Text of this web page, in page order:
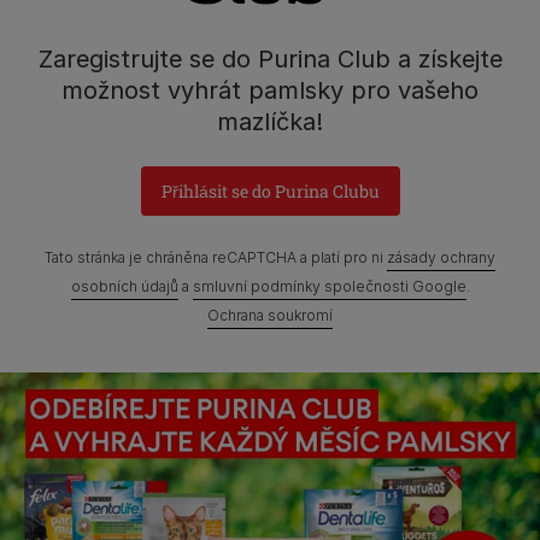
Zaregistrujte se do Purina Club a získejte
možnost vyhrát pamlsky pro vašeho
mazlíčka!
Přihlásit se do Purina Clubu
Tato stránka je chráněna reCAPTCHA a platí pro ni zásady ochrany
osobních údajů a smluvní podmínky společnosti Google.
Ochrana soukromí
Mezi Vodami 2035/31,
Praha 4 - Modřany
Prohlášení o přístupnosti Všeobecné podmínky
Marketingové podmínky Ochrana soukromí Soubory Cookies
Zpráva Nestlé o genderových mzdových rozdílech
Mapa webových stránek